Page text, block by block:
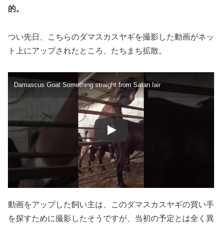
的。
つい先日、こちらのダマスカスヤギを撮影した動画がネッ
ト上にアップされたところ、たちまち拡散。
Damascus Goat Something straight from Satan lair
動画をアップした飼い主は、このダマスカスヤギの買い手
を探すために撮影したそうですが、当初の予定とは全く異